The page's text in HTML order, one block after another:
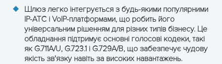
Шлюз легко інтегрується з будь-якими популярними
IP-АТС і VoIP-платформами, що робить його
універсальним рішенням для різних типів бізнесу. Це
обладнання підтримує основні голосові кодеки, такі
як G.711A/U, G.723.1 і G.729A/B, що забезпечує чудову
якість зв'язку навіть за високих навантажень.